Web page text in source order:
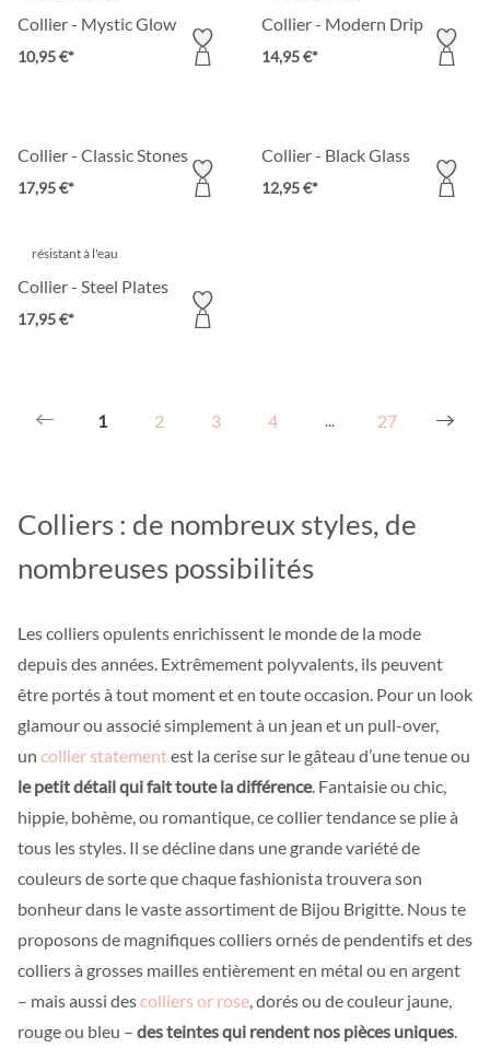
Collier - Mystic Glow
10,95 €*
Collier - Modern Drip
14,95 €*
Collier - Classic Stones
17,95 €*
Collier - Black Glass
12,95 €*
résistant à l'eau
Collier - Steel Plates
17,95 €*
1 2 3 4 ... 27
Colliers : de nombreux styles, de
nombreuses possibilités
Les colliers opulents enrichissent le monde de la mode
depuis des années. Extrêmement polyvalents, ils peuvent
être portés à tout moment et en toute occasion. Pour un look
glamour ou associé simplement à un jean et un pull-over,
un collier statementest la cerise sur le gâteau d’une tenue ou
le petit détail qui fait toute la différence. Fantaisie ou chic,
hippie, bohème, ou romantique, ce collier tendance se plie à
tous les styles. Il se décline dans une grande variété de
couleurs de sorte que chaque fashionista trouvera son
bonheur dans le vaste assortiment de Bijou Brigitte. Nous te
proposons de magnifiques colliers ornés de pendentifs et des
colliers à grosses mailles entièrement en métal ou en argent
– mais aussi descolliers or rose, dorés ou de couleur jaune,
rouge ou bleu – des teintes qui rendent nos pièces uniques.